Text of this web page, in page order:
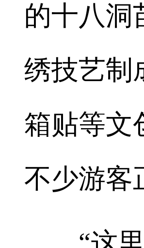
的十八洞
绣技艺制
箱贴等文
不少游客